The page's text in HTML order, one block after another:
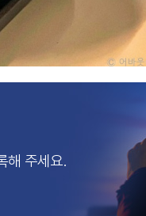
해 주세요.